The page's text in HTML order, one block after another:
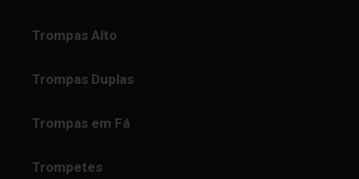
Trompas Alto
Trompas Duplas
Trompas em Fá
Trompetes